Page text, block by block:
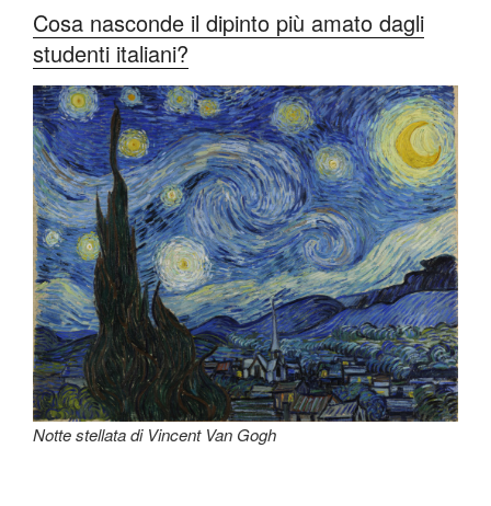
Cosa nasconde il dipinto più amato dagli
studenti italiani?
Notte stellata di Vincent Van Gogh